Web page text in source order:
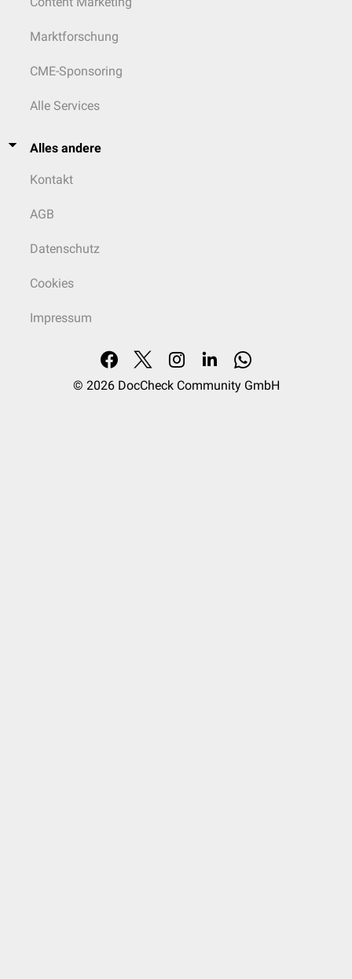
Marktforschung
CME-Sponsoring
Alle Services
Alles andere
Kontakt
AGB
Datenschutz
Cookies
Impressum
© 2026 DocCheck Community GmbH